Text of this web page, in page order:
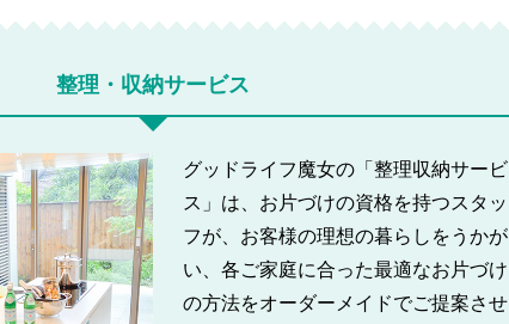
整理・収納サービス
グッドライフ魔女の「整理収納サービ
ス」は、お片づけの資格を持つスタッ
フが、お客様の理想の暮らしをうかが
い、各ご家庭に合った最適なお片づけ
の方法をオーダーメイドでご提案させ